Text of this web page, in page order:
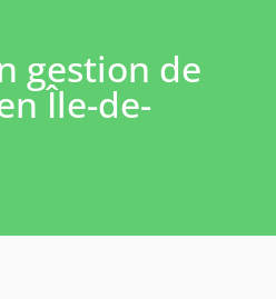
gestion de
Île-de-